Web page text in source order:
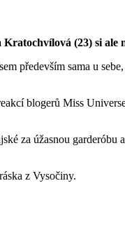
(23) si ale
především sama u
blogerů Miss
za úžasnou garderóbu
z Vysočiny.